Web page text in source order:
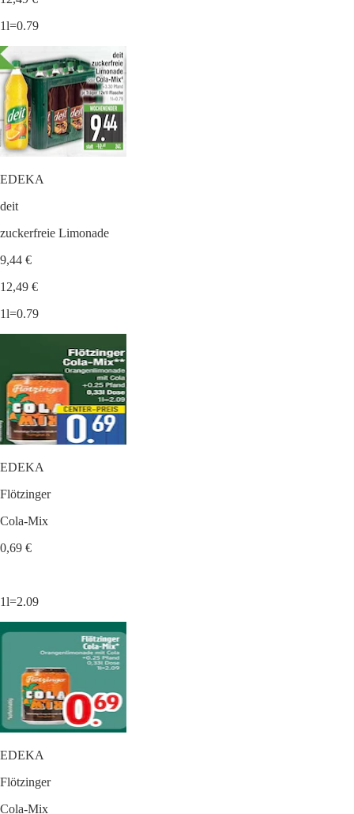
1l=0.79
EDEKA
deit
zuckerfreie Limonade
9,44 €
12,49 €
1l=0.79
EDEKA
Flötzinger
Cola-Mix
0,69 €
1l=2.09
EDEKA
Flötzinger
Cola-Mix